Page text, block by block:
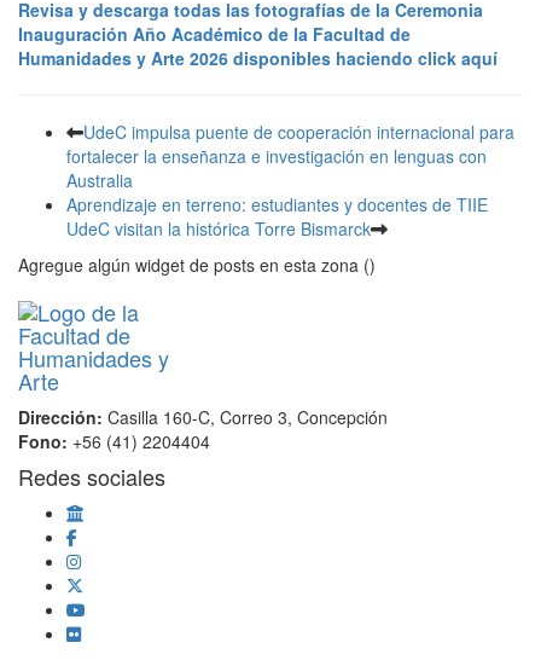
Revisa y descarga todas las fotografías de la Ceremonia
Inauguración Año Académico de la Facultad de
Humanidades y Arte 2026 disponibles haciendo click aquí
UdeC impulsa puente de cooperación internacional para
fortalecer la enseñanza e investigación en lenguas con
Australia
Aprendizaje en terreno: estudiantes y docentes de TIIE
UdeC visitan la histórica Torre Bismarck
Agregue algún widget de posts en esta zona ()
Dirección: Casilla 160-C, Correo 3, Concepción
Fono: +56 (41) 2204404
Redes sociales